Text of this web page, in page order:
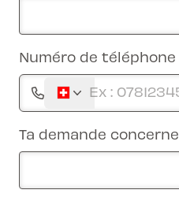
Numéro de téléphone
Ta demande concerne